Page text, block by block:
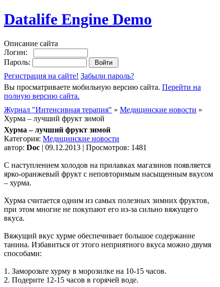
Datalife Engine Demo
Описание сайта
Логин:
Пароль:
Регистрация на сайте! Забыли пароль?
Вы просматриваете мобильную версию сайта. Перейти на
полную версию сайта.
Журнал "Интенсивная терапия" » Медицинские новости »
Хурма – лучший фрукт зимой
Хурма – лучший фрукт зимой
Категория: Медицинские новости
автор: Doc | 09.12.2013 | Просмотров: 1481
С наступлением холодов на прилавках магазинов появляется
ярко-оранжевый фрукт с неповторимым насыщенным вкусом
– хурма.
Хурма считается одним из самых полезных зимних фруктов,
при этом многие не покупают его из-за сильно вяжущего
вкуса.
Вяжущий вкус хурме обеспечивает большое содержание
танина. Избавиться от этого неприятного вкуса можно двумя
способами:
1. Заморозьте хурму в морозилке на 10-15 часов.
2. Подерите 12-15 часов в горячей воде.